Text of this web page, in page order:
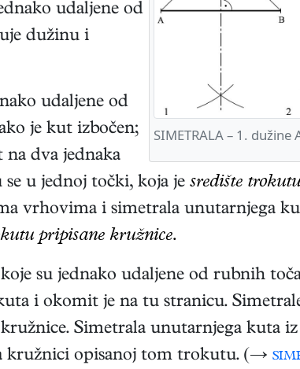
SIMETRALA – 1. dužine
udaljene od
dužinu i
udaljene od
je kut izbočen;
dva jednaka
se u jednoj točki, koja je središte
vrhovima i simetrala unutarnjega
pripisane kružnice.
su jednako udaljene od rubnih
i okomit je na tu stranicu.
Simetrala unutarnjega kuta
kružnici opisanoj tom trokutu. (→